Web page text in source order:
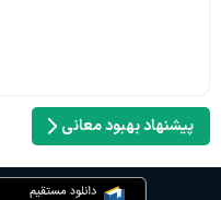
پیشنهاد بهبود معانی